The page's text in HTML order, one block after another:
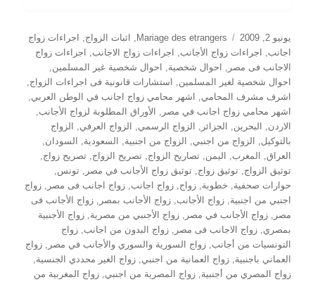
نُشرت
في
يونيو 2, 2009 التصنيفات
Mariage des etrangers
, اثبات الزواج,
اجراءات زواج
اجانب, اجراءات زواج الأجانب, اجراءات زواج الاجانب,
اجراءات زواج
الاجانب فى مصر , احوال شخصية, احوال شخصية غير المسلمين,
احوال شخصية لغير المسلمين, استشارات قانونية فى اجراءات الزواج,
اشرف مشرف المحامي, اشهر محامي زواج اجانب في الوطن العربي,
اشهر محامي زواج اجانب في مصر , الأوراق المطلوبة لزواج الأجانب,
الاردن, البحرين, الجزائر , الزواج الرسمي, الزواج العرفي,
الزواج
بالتوكيل, الزواج من اجنبي, الزواج من اجنبية, السعودية, السودان,
العراق, المغرب, اليمن,تصاريح الزواج,تصريح الزواج,تصريح زواج,
توثيق الزواج,توثيق زواج,توثيق زواج الأجانب في مصر ,تونس,
حوارات صحفية, خطوبة,زواج,زواج اجانب,زواج اجانب فى مصر ,زواج
اجنبي من اجنبية,زواج الأجانب,زواج الأجانب بمصر ,زواج الأجانب فى
مصر ,زواج الأجانب في مصر ,زواج الأجنبي من مصرية,زواج الأجنبية
بمصري,زواج الاجانب فى مصر ,زواج البدون من اجانب,زواج
التونسيات من أجانب,زواج السورية والسوري والأجانب في مصر ,زواج
العماني باجنبية,زواج العمانية من اجنبي,زواج الغير محددي الجنسية,
زواج المصري من أجنبية,زواج المصرية من اجنبي,زواج المغربية من